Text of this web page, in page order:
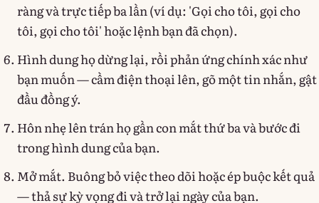
ràng và trực tiếp ba lần (ví dụ: 'Gọi cho tôi, gọi cho
tôi, gọi cho tôi' hoặc lệnh bạn đã chọn).
Hình dung họ dừng lại, rồi phản ứng chính xác như
bạn muốn — cầm điện thoại lên, gõ một tin nhắn, gật
đầu đồng ý.
Hôn nhẹ lên trán họ gần con mắt thứ ba và bước đi
trong hình dung của bạn.
Mở mắt. Buông bỏ việc theo dõi hoặc ép buộc kết quả
— thả sự kỳ vọng đi và trở lại ngày của bạn.